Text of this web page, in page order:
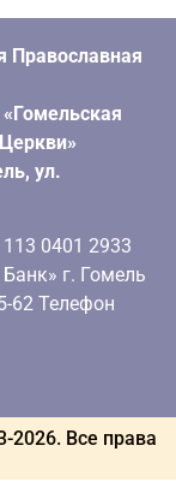
Православная
ул.
0401 2933
г. Гомель
62 Телефон
2026. Все права